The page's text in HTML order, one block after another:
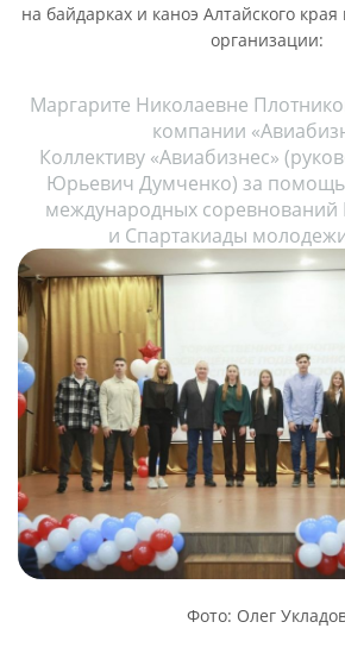
на байдарках и каноэ Алтайского
организации:
Маргарите Николаевне
компании
Коллективу «Авиабизнес»
Юрьевич Думченко) за помощь
международных соревнований
и Спартакиады
Фото: Олег